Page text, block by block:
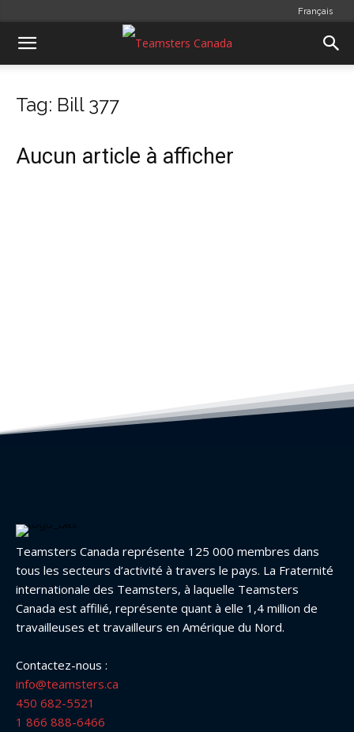
Français
Tag: Bill 377
Aucun article à afficher
Teamsters Canada représente 125 000 membres dans
tous les secteurs d’activité à travers le pays. La Fraternité
internationale des Teamsters, à laquelle Teamsters
Canada est affilié, représente quant à elle 1,4 million de
travailleuses et travailleurs en Amérique du Nord.
Contactez-nous :
info@teamsters.ca
450 682-5521
1 866 888-6466